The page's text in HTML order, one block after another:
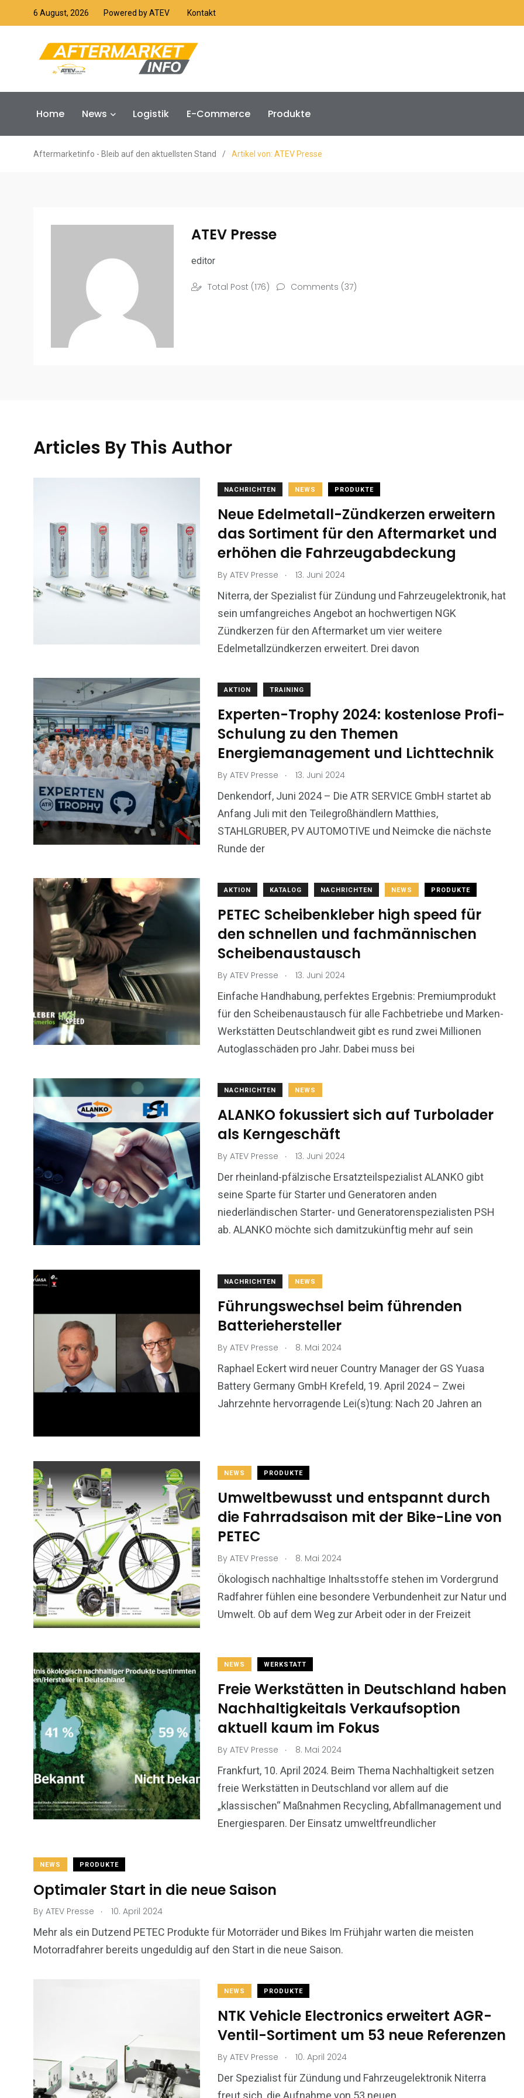
6 August, 2026 Powered by ATEV Kontakt
Home News Logistik E-Commerce Produkte
Aftermarketinfo - Bleib auf den aktuellsten Stand / Artikel von: ATEV Presse
ATEV Presse
editor
Total Post (176) Comments (37)
Articles By This Author
NACHRICHTEN NEWS PRODUKTE
Neue Edelmetall-Zündkerzen erweitern
das Sortiment für den Aftermarket und
erhöhen die Fahrzeugabdeckung
By ATEV Presse . 13. Juni 2024
Niterra, der Spezialist für Zündung und Fahrzeugelektronik, hat
sein umfangreiches Angebot an hochwertigen NGK
Zündkerzen für den Aftermarket um vier weitere
Edelmetallzündkerzen erweitert. Drei davon
AKTION TRAINING
Experten-Trophy 2024: kostenlose Profi-
Schulung zu den Themen
Energiemanagement und Lichttechnik
By ATEV Presse . 13. Juni 2024
Denkendorf, Juni 2024 – Die ATR SERVICE GmbH startet ab
Anfang Juli mit den Teilegroßhändlern Matthies,
STAHLGRUBER, PV AUTOMOTIVE und Neimcke die nächste
Runde der
AKTION KATALOG NACHRICHTEN NEWS PRODUKTE
PETEC Scheibenkleber high speed für
den schnellen und fachmännischen
Scheibenaustausch
By ATEV Presse . 13. Juni 2024
Einfache Handhabung, perfektes Ergebnis: Premiumprodukt
für den Scheibenaustausch für alle Fachbetriebe und Marken-
Werkstätten Deutschlandweit gibt es rund zwei Millionen
Autoglasschäden pro Jahr. Dabei muss bei
NACHRICHTEN NEWS
ALANKO fokussiert sich auf Turbolader
als Kerngeschäft
By ATEV Presse . 13. Juni 2024
Der rheinland-pfälzische Ersatzteilspezialist ALANKO gibt
seine Sparte für Starter und Generatoren anden
niederländischen Starter- und Generatorenspezialisten PSH
ab. ALANKO möchte sich damitzukünftig mehr auf sein
NACHRICHTEN NEWS
Führungswechsel beim führenden
Batteriehersteller
By ATEV Presse . 8. Mai 2024
Raphael Eckert wird neuer Country Manager der GS Yuasa
Battery Germany GmbH Krefeld, 19. April 2024 – Zwei
Jahrzehnte hervorragende Lei(s)tung: Nach 20 Jahren an
NEWS PRODUKTE
Umweltbewusst und entspannt durch
die Fahrradsaison mit der Bike-Line von
PETEC
By ATEV Presse . 8. Mai 2024
Ökologisch nachhaltige Inhaltsstoffe stehen im Vordergrund
Radfahrer fühlen eine besondere Verbundenheit zur Natur und
Umwelt. Ob auf dem Weg zur Arbeit oder in der Freizeit
NEWS WERKSTATT
Freie Werkstätten in Deutschland haben
Nachhaltigkeitals Verkaufsoption
aktuell kaum im Fokus
By ATEV Presse . 8. Mai 2024
Frankfurt, 10. April 2024. Beim Thema Nachhaltigkeit setzen
freie Werkstätten in Deutschland vor allem auf die
„klassischen“ Maßnahmen Recycling, Abfallmanagement und
Energiesparen. Der Einsatz umweltfreundlicher
NEWS PRODUKTE
Optimaler Start in die neue Saison
By ATEV Presse . 10. April 2024
Mehr als ein Dutzend PETEC Produkte für Motorräder und Bikes Im Frühjahr warten die meisten
Motorradfahrer bereits ungeduldig auf den Start in die neue Saison.
NEWS PRODUKTE
NTK Vehicle Electronics erweitert AGR-
Ventil-Sortiment um 53 neue Referenzen
By ATEV Presse . 10. April 2024
Der Spezialist für Zündung und Fahrzeugelektronik Niterra
freut sich, die Aufnahme von 53 neuen